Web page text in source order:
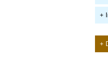
+
+